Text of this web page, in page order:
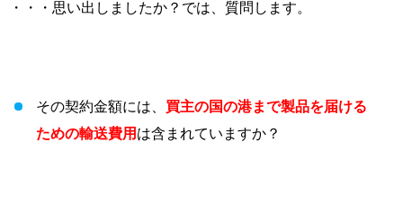
・・・思い出しましたか？では、質問します。
その契約金額には、 買主の国の港まで製品を届ける
ための輸送費用 は含まれていますか？